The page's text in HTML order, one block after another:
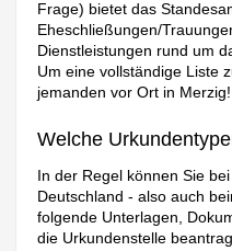
Frage) bietet das
Eheschließungen/
Dienstleistungen rund um
Um eine vollständige Liste
jemanden vor Ort in Merzig!
Welche
In der Regel können Sie
Deutschland - also auch
folgende Unterlagen,
die Urkundenstelle